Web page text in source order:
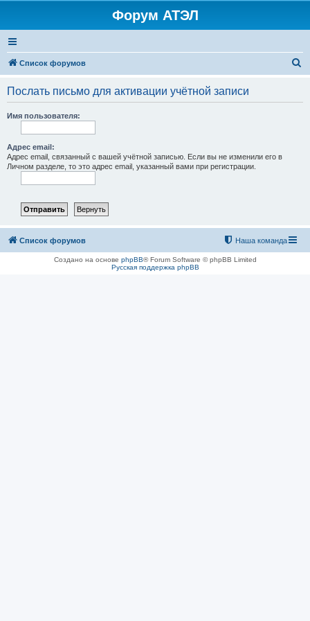
Форум АТЭЛ
Список форумов
Послать письмо для активации учётной записи
Имя пользователя:
Адрес email:
Адрес email, связанный с вашей учётной записью. Если вы не изменили его в
Личном разделе, то это адрес email, указанный вами при регистрации.
Список форумов Наша команда
Создано на основе phpBB® Forum Software © phpBB Limited
Русская поддержка phpBB